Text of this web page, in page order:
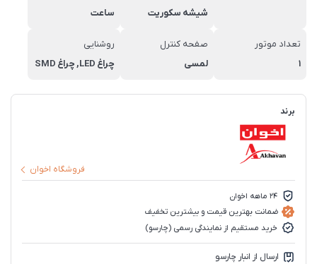
شیشه سکوریت
ساعت
تعداد موتور
1
صفحه کنترل
لمسی
روشنایی
چراغ LED, چراغ SMD
برند
فروشگاه اخوان
۲۴ ماهه اخوان
ضمانت بهترین قیمت و بیشترین تخفیف
خرید مستقیم از نمایندگی رسمی (چارسو)
ارسال از انبار چارسو